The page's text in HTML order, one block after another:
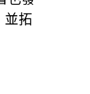
並拓